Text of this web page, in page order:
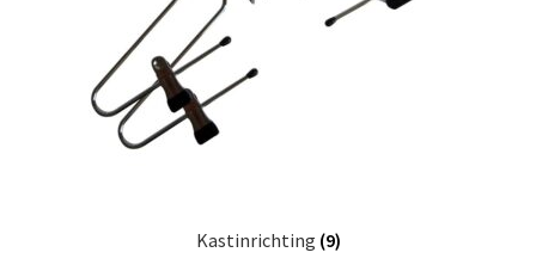
Persoonlijke Verzorging
Elektronica
Kastinrichting (9)